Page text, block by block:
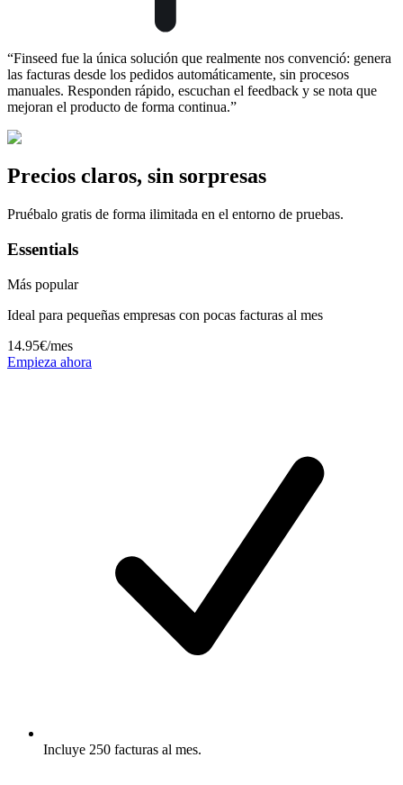
“Finseed fue la única solución que realmente nos convenció: genera
las facturas desde los pedidos automáticamente, sin procesos
manuales. Responden rápido, escuchan el feedback y se nota que
mejoran el producto de forma continua.”
Precios claros, sin sorpresas
Pruébalo gratis de forma ilimitada en el entorno de pruebas.
Essentials
Más popular
Ideal para pequeñas empresas con pocas facturas al mes
14.95€/mes
Empieza ahora
Incluye 250 facturas al mes.